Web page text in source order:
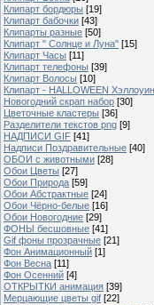
Клипарт бордюры [19]
Клипарт бабочки [43]
Клипарты разные [50]
Клипарт " Солнце и Луна" [15]
Клипарт Часы [11]
Клипарт телефоны [39]
Клипарт Волосы [10]
Клипарт - HALLOWEEN
Новогодний скрап набор [30]
Цветочные кластеры [36]
Разделители текстов png [9]
НАДПИСИ GIF [41]
Надписи Поздравительные [40]
ОБОИ с животными [28]
Обои Цветы [27]
Обои Природа [59]
Обои Абстрактные [24]
Обои Чёрно-белые [16]
Обои Новогодние [29]
ФОНЫ бесшовные [41]
Gif фоны прозрачные [21]
Фон Анимационный [1]
Фон Весна [11]
Фон Осенний [4]
ОТКРЫТКИ анимация [39]
Мерцающие цветы gif [22]